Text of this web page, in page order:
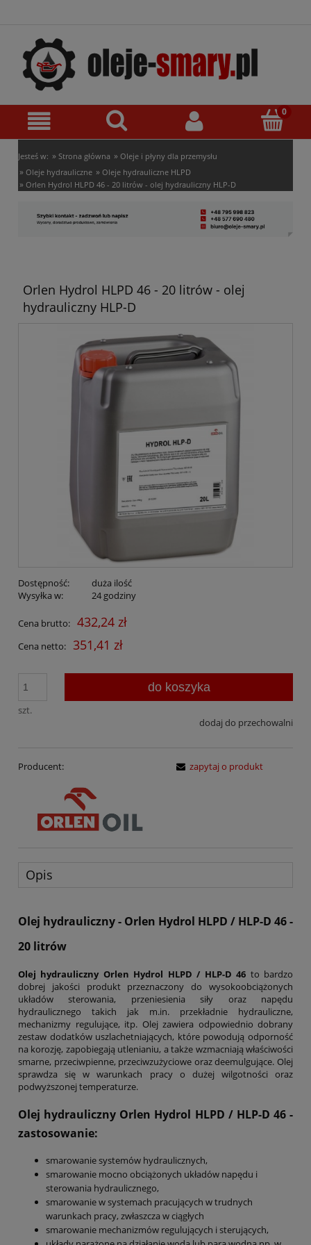
Jesteś w: » Strona główna » Oleje i płyny dla przemysłu
» Oleje hydrauliczne » Oleje hydrauliczne HLPD
» Orlen Hydrol HLPD 46 - 20 litrów - olej hydrauliczny HLP-D
Orlen Hydrol HLPD 46 - 20 litrów - olej
hydrauliczny HLP-D
Dostępność:
duża ilość
Wysyłka w:
24 godziny
Cena brutto: 432,24 zł
Cena netto: 351,41 zł
szt.
do koszyka
dodaj do przechowalni
Producent: zapytaj o produkt
Opis
Olej hydrauliczny - Orlen Hydrol HLPD / HLP-D 46 -
20 litrów
Olej hydrauliczny Orlen Hydrol HLPD / HLP-D 46 to bardzo
dobrej jakości produkt przeznaczony do wysokoobciążonych
układów sterowania, przeniesienia siły oraz napędu
hydraulicznego takich jak m.in. przekładnie hydrauliczne,
mechanizmy regulujące, itp. Olej zawiera odpowiednio dobrany
zestaw dodatków uszlachetniających, które powodują odporność
na korozję, zapobiegają utlenianiu, a także wzmacniają właściwości
smarne, przeciwpienne, przeciwzużyciowe oraz deemulgujące. Olej
sprawdza się w warunkach pracy o dużej wilgotności oraz
podwyższonej temperaturze.
Olej hydrauliczny Orlen Hydrol HLPD / HLP-D 46 -
zastosowanie:
smarowanie systemów hydraulicznych,
smarowanie mocno obciążonych układów napędu i
sterowania hydraulicznego,
smarowanie w systemach pracujących w trudnych
warunkach pracy, zwłaszcza w ciągłych
smarowanie mechanizmów regulujących i sterujących,